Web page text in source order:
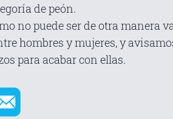
de peón.
no puede ser de otra manera
hombres y mujeres, y
para acabar con ellas.